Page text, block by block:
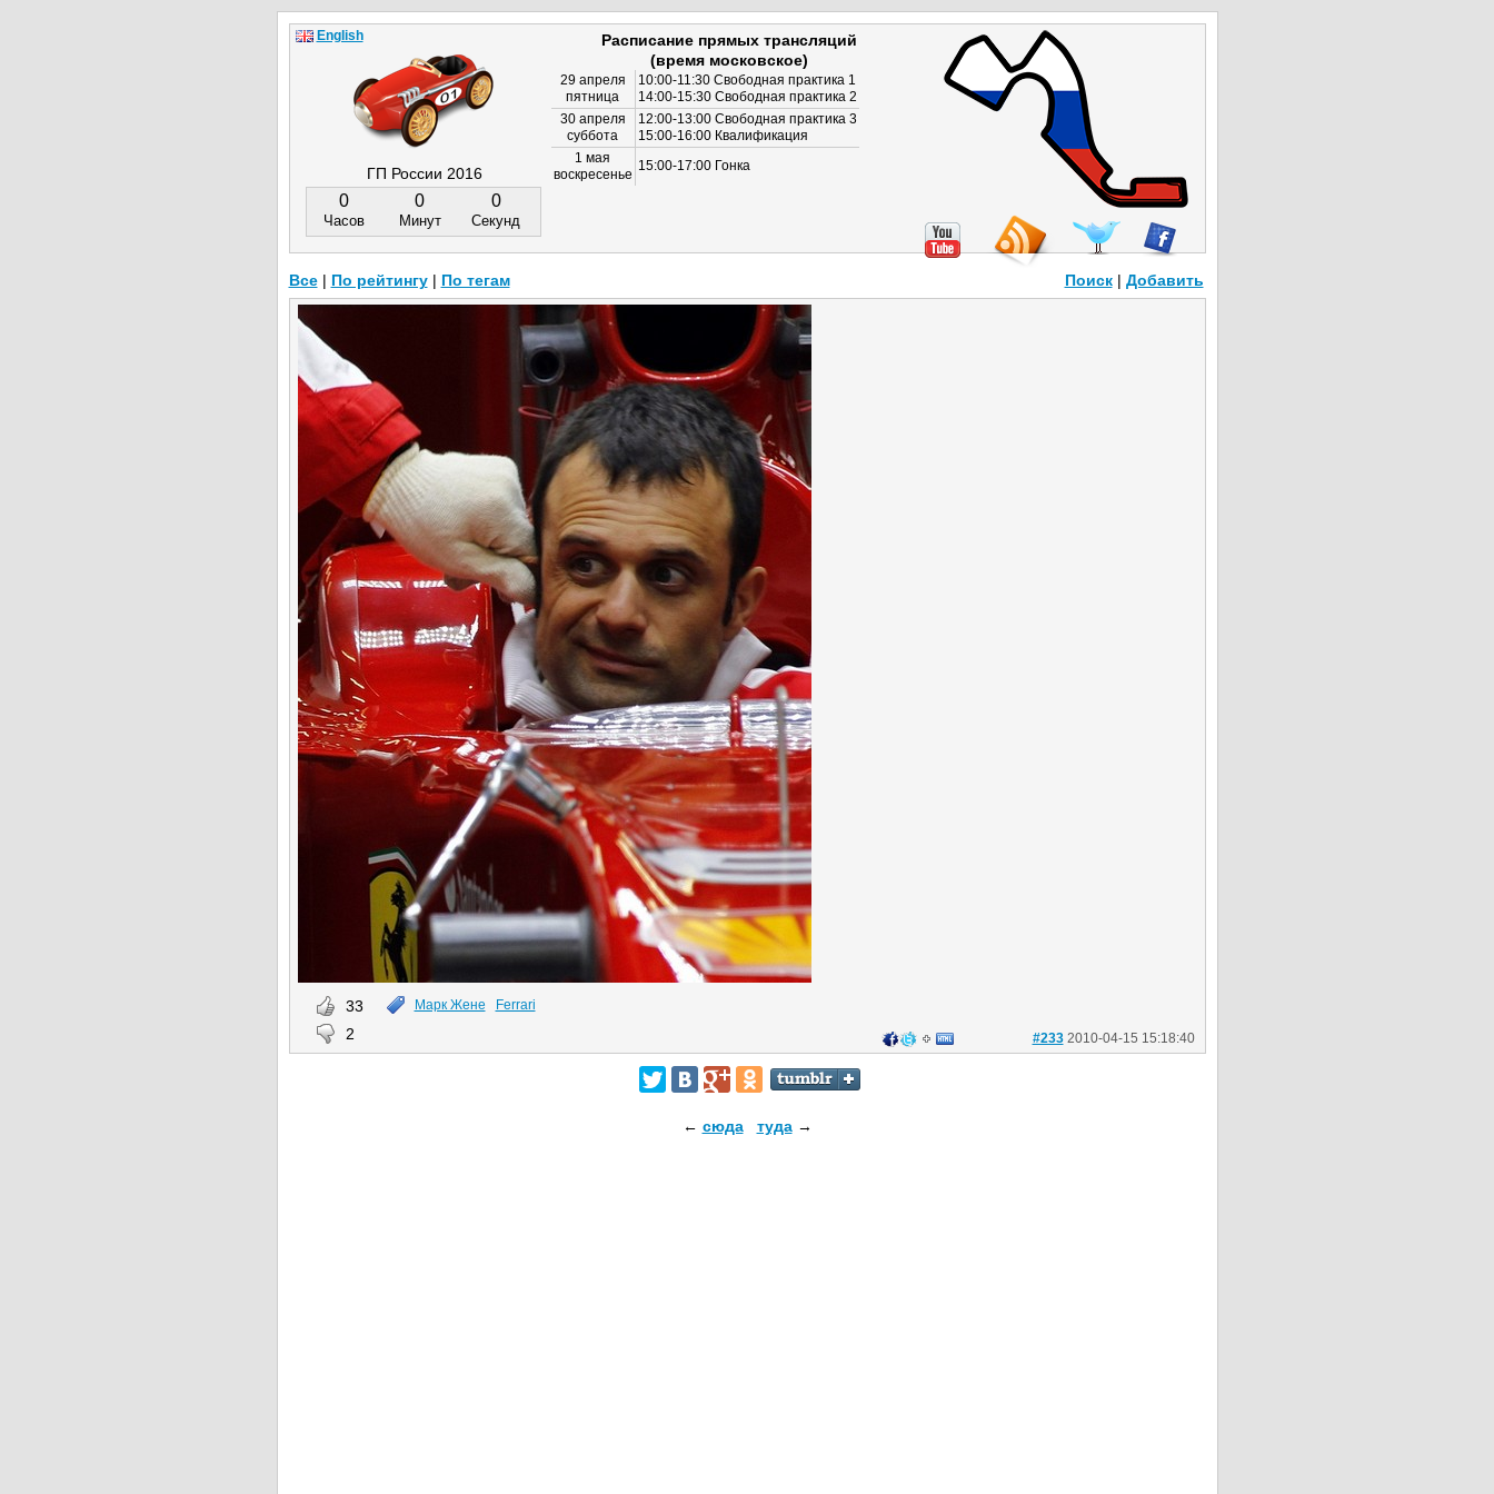
33
2
Марк Жене Ferrari
#233 2010-04-15 15:18:40
← сюда туда→
ГП России 2016
0
Часов
0
Минут
0
Секунд
Расписание прямых трансляций
(время московское)
29 апреля
пятница
10:00-11:30 Свободная практика 1
14:00-15:30 Свободная практика 2
30 апреля
суббота
12:00-13:00 Свободная практика 3
15:00-16:00 Квалификация
1 мая
воскресенье
15:00-17:00 Гонка
English
Все| По рейтингу| По тегам Добавить
Поиск|